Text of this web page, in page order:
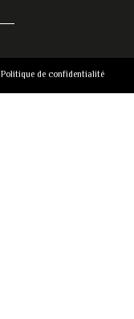
Politique de confidentialité